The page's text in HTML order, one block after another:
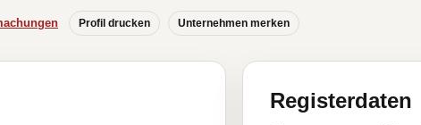
Profil drucken Unternehmen merken
Registerdaten